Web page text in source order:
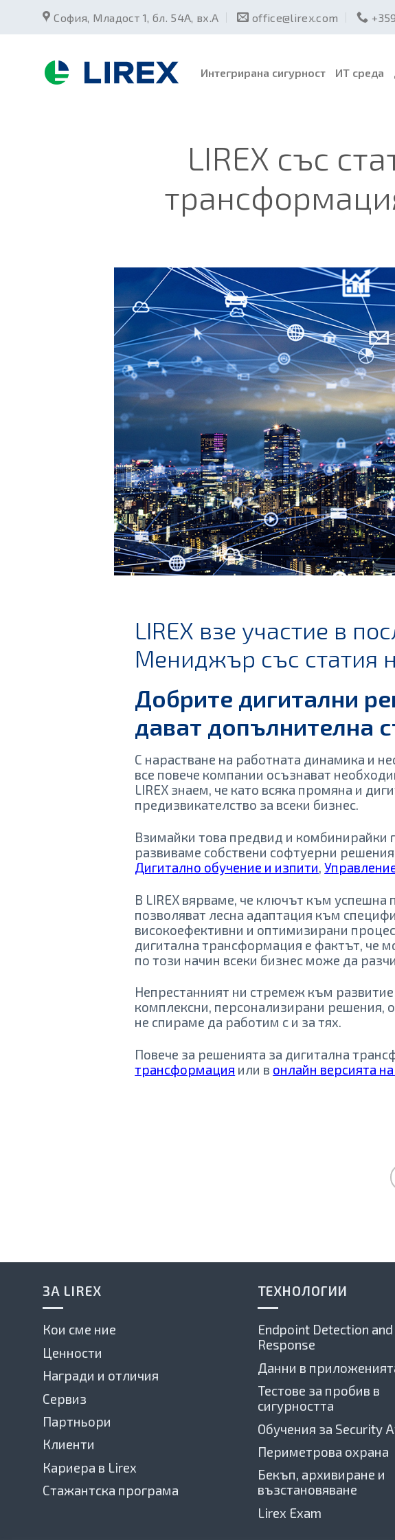
content
София, Младост 1, бл. 54А, вх.А office@lirex.com
Интегрирана сигурност ИТ среда
LIREX със
LIREX взе участие в
Мениджър със статия
Добрите дигитални
дават допълнителна
С нарастване на работната динамика и
все повече компании осъзнават
LIREX знаем, че като всяка промяна и
предизвикателство за всеки бизнес.
Взимайки това предвид и комбинирайки
развиваме собствени софтуерни
Дигитално обучение и изпити,
В LIREX вярваме, че ключът към
позволяват лесна адаптация към
високоефективни и оптимизирани
дигитална трансформация е фактът, че
по този начин всеки бизнес може да
Непрестанният ни стремеж към
комплексни, персонализирани решения,
не спираме да работим с и за тях.
Повече за решенията за дигитална
трансформация или в онлайн версията
ЗА LIREX
Кои сме ние
Ценности
Награди и отличия
Сервиз
Партньори
Клиенти
Кариера в Lirex
Стажантска програма
ТЕХНОЛОГИИ
Endpoint Detection and
Response
Данни в
Тестове за пробив в
сигурността
Обучения за Security
Периметрова охрана
Бекъп, архивиране и
възстановяване
Lirex Exam